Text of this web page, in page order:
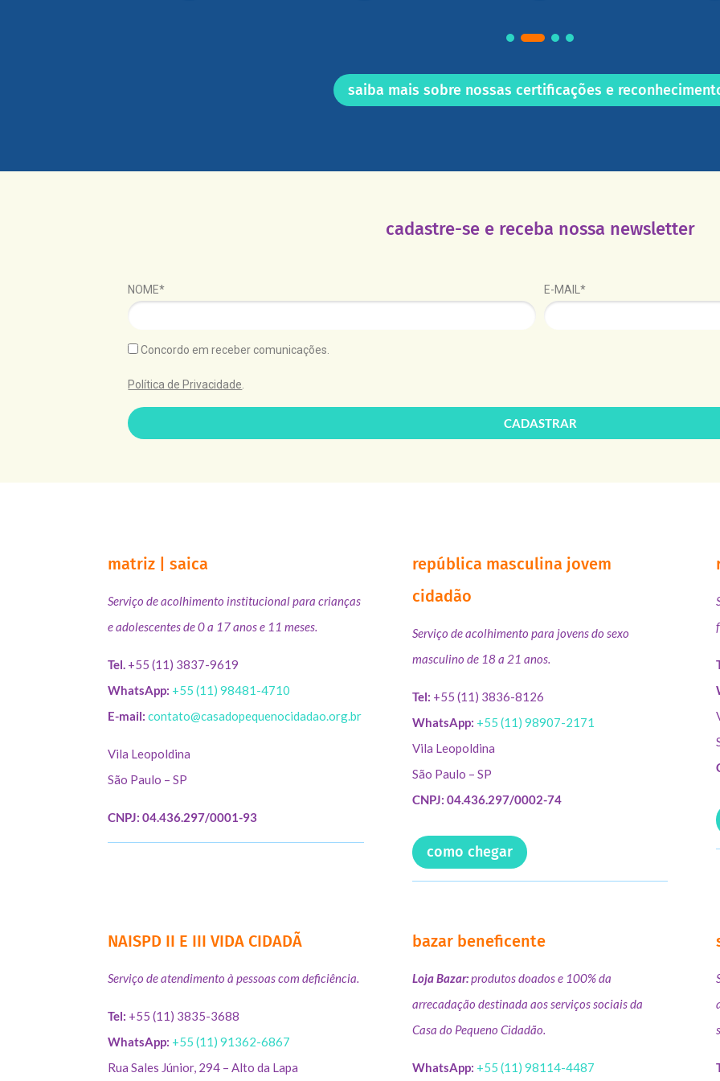
saiba mais sobre nossas certificações e
cadastre-se e receba nossa newsletter
NOME* E-MAIL*
Concordo em receber comunicações.
Política de Privacidade.
CADASTRAR
matriz | saica
Serviço de acolhimento institucional para crianças
e adolescentes de 0 a 17 anos e 11 meses.
Tel. +55 (11) 3837-9619
WhatsApp: +55 (11) 98481-4710
E-mail: contato@casadopequenocidadao.org.br
Vila Leopoldina
São Paulo – SP
CNPJ: 04.436.297/0001-93
república masculina jovem
cidadão
Serviço de acolhimento para jovens do sexo
masculino de 18 a 21 anos.
Tel: +55 (11) 3836-8126
WhatsApp: +55 (11) 98907-2171
Vila Leopoldina
São Paulo – SP
CNPJ: 04.436.297/0002-74
como chegar
NAISPD II E III VIDA CIDADÃ
Serviço de atendimento à pessoas com deficiência.
Tel: +55 (11) 3835-3688
WhatsApp: +55 (11) 91362-6867
Rua Sales Júnior, 294 – Alto da Lapa
bazar beneficente
Loja Bazar:produtos doados e 100% da
arrecadação destinada aos serviços sociais da
Casa do Pequeno Cidadão.
WhatsApp: +55 (11) 98114-4487